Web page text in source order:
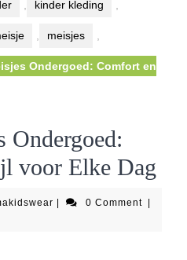
kinder kleding
meisjes
Ondergoed: Comfort en
Ondergoed:
voor Elke Dag
em-
0 Comment